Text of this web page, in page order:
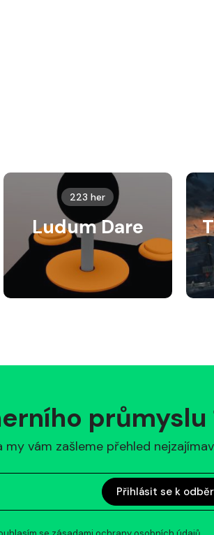
223 her
Ludum Dare
průmyslu
vám zašleme přehled
Přihlásit se k